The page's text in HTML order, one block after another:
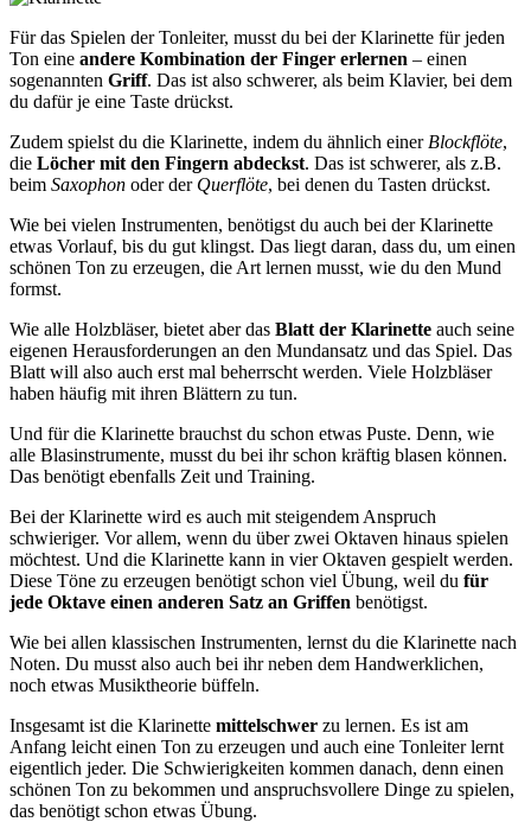
Für das Spielen der Tonleiter, musst du bei der Klarinette für jeden
Ton eine andere Kombination der Finger erlernen – einen
sogenannten Griff. Das ist also schwerer, als beim Klavier, bei dem
du dafür je eine Taste drückst.
Zudem spielst du die Klarinette, indem du ähnlich einer Blockflöte,
die Löcher mit den Fingern abdeckst. Das ist schwerer, als z.B.
beim Saxophon oder der Querflöte, bei denen du Tasten drückst.
Wie bei vielen Instrumenten, benötigst du auch bei der Klarinette
etwas Vorlauf, bis du gut klingst. Das liegt daran, dass du, um einen
schönen Ton zu erzeugen, die Art lernen musst, wie du den Mund
formst.
Wie alle Holzbläser, bietet aber das Blatt der Klarinette auch seine
eigenen Herausforderungen an den Mundansatz und das Spiel. Das
Blatt will also auch erst mal beherrscht werden. Viele Holzbläser
haben häufig mit ihren Blättern zu tun.
Und für die Klarinette brauchst du schon etwas Puste. Denn, wie
alle Blasinstrumente, musst du bei ihr schon kräftig blasen können.
Das benötigt ebenfalls Zeit und Training.
Bei der Klarinette wird es auch mit steigendem Anspruch
schwieriger. Vor allem, wenn du über zwei Oktaven hinaus spielen
möchtest. Und die Klarinette kann in vier Oktaven gespielt werden.
Diese Töne zu erzeugen benötigt schon viel Übung, weil du für
jede Oktave einen anderen Satz an Griffen benötigst.
Wie bei allen klassischen Instrumenten, lernst du die Klarinette nach
Noten. Du musst also auch bei ihr neben dem Handwerklichen,
noch etwas Musiktheorie büffeln.
Insgesamt ist die Klarinette mittelschwer zu lernen. Es ist am
Anfang leicht einen Ton zu erzeugen und auch eine Tonleiter lernt
eigentlich jeder. Die Schwierigkeiten kommen danach, denn einen
schönen Ton zu bekommen und anspruchsvollere Dinge zu spielen,
das benötigt schon etwas Übung.